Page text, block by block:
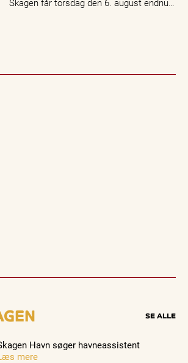
SE ALLE
Havn søger havneassistent
mere